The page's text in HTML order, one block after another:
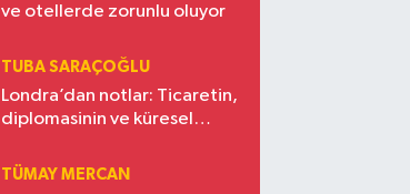
ve otellerde zorunlu oluyor
TUBA SARAÇOĞLU
Londra’dan notlar: Ticaretin,
diplomasinin ve küresel
Türkiye’nin yükselen gücü
TÜMAY MERCAN